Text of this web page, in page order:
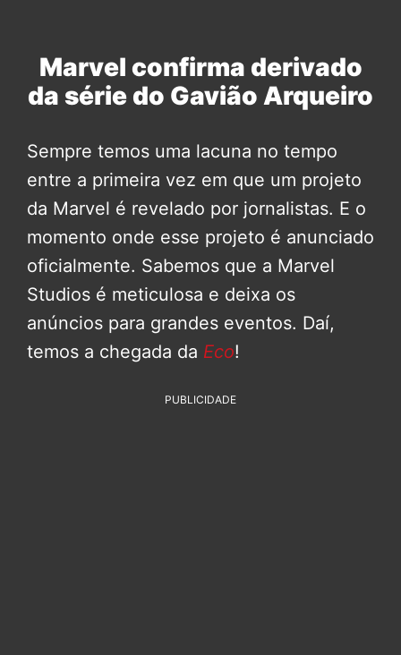
Marvel confirma derivado
da série do Gavião Arqueiro
Sempre temos uma lacuna no tempo
entre a primeira vez em que um projeto
da Marvel é revelado por jornalistas. E o
momento onde esse projeto é anunciado
oficialmente. Sabemos que a Marvel
Studios é meticulosa e deixa os
anúncios para grandes eventos. Daí,
temos a chegada da Eco!
PUBLICIDADE